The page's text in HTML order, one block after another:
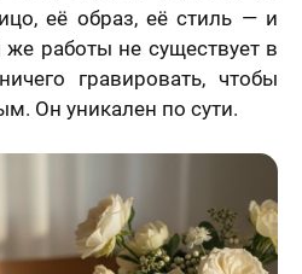
её образ, её стиль — и
же работы не существует в
гравировать, чтобы
Он уникален по сути.